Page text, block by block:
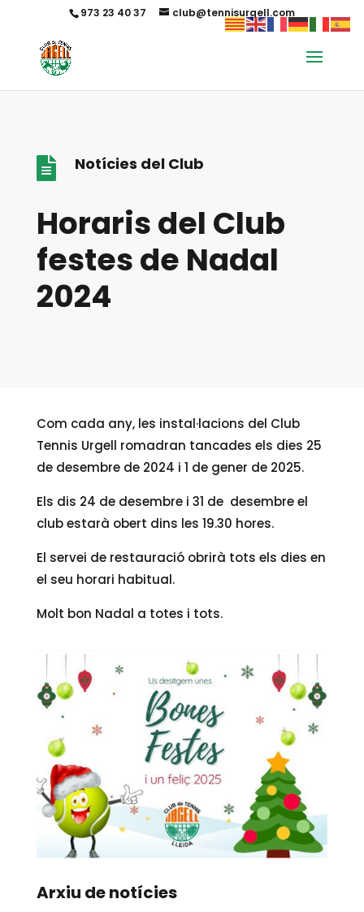
973 23 40 37 club@tennisurgell.com
 Notícies del Club
Horaris del Club
festes de Nadal
2024
Com cada any, les instal·lacions del Club
Tennis Urgell romadran tancades els dies 25
de desembre de 2024 i 1 de gener de 2025.
Els dis 24 de desembre i 31 de desembre el
club estarà obert dins les 19.30 hores.
El servei de restauració obrirà tots els dies en
el seu horari habitual.
Molt bon Nadal a totes i tots.
Arxiu de notícies